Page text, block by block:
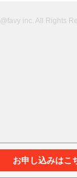
お申し込みはこ
@favy inc. All Rights